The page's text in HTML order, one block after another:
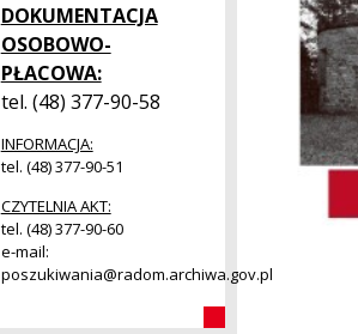
DOKUMENTACJA
OSOBOWO-
PŁACOWA:
tel. (48) 377-90-58
INFORMACJA:
tel. (48) 377-90-51
CZYTELNIA AKT:
tel. (48) 377-90-60
e-mail:
poszukiwania@radom.archiwa.gov.pl